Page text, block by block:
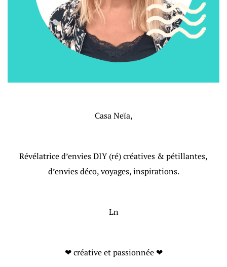
Casa Neïa,
Révélatrice d’envies DIY (ré) créatives & pétillantes,
d’envies déco, voyages, inspirations.
Ln
❤ créative et passionnée ❤